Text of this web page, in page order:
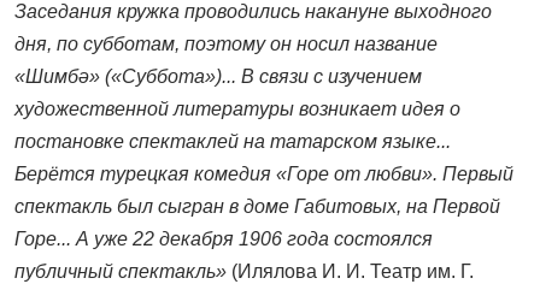
Заседания кружка проводились накануне выходного
дня, по субботам, поэтому он носил название
«Шимбә» («Суббота»)... В связи с изучением
художественной литературы возникает идея о
постановке спектаклей на татарском языке...
Берётся турецкая комедия «Горе от любви». Первый
спектакль был сыгран в доме Габитовых, на Первой
Горе... А уже 22 декабря 1906 года состоялся
публичный спектакль» (Илялова И. И. Театр им. Г.